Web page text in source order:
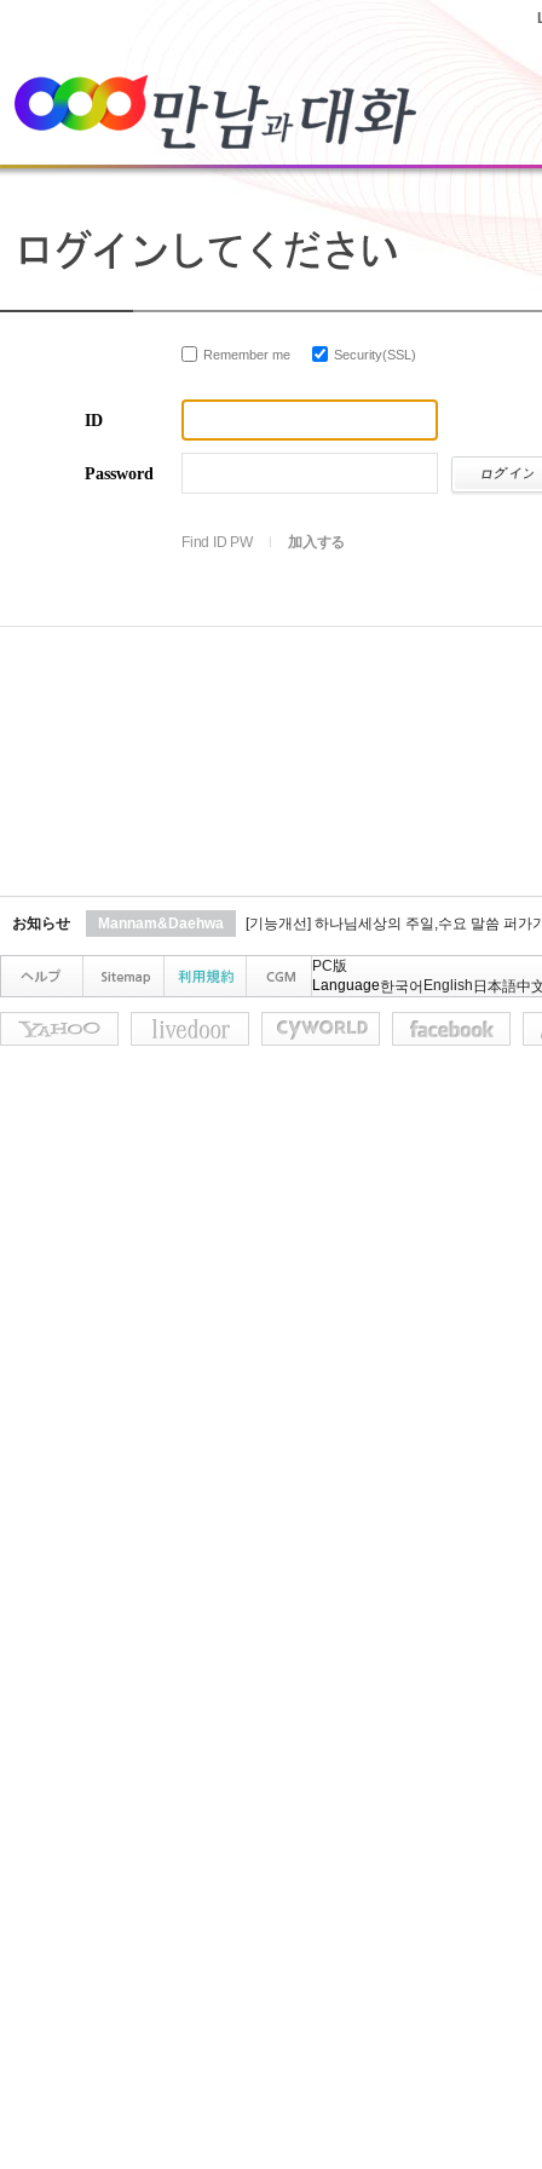
Remember me Security(SSL)
ID
Password
Find ID PW 加入する
お知らせ Mannam&Daehwa [기능개선] 하나님세상의 주일,수요 말씀 퍼가
PC版
Language한국어 English 日本語中